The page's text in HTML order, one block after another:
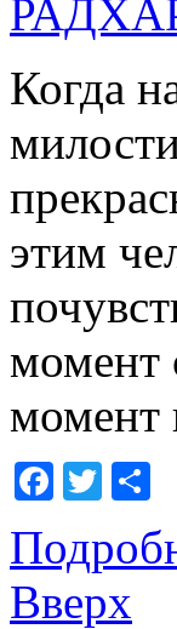
Когда
этим
момент
Вверх